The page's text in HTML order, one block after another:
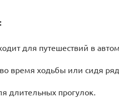
для путешествий в
время ходьбы или сидя
длительных прогулок.